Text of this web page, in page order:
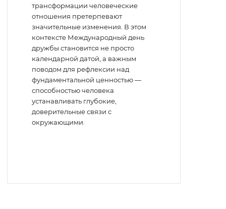
трансформации человеческие
отношения претерпевают
значительные изменения. В этом
контексте Международный день
дружбы становится не просто
календарной датой, а важным
поводом для рефлексии над
фундаментальной ценностью —
способностью человека
устанавливать глубокие,
доверительные связи с
окружающими.